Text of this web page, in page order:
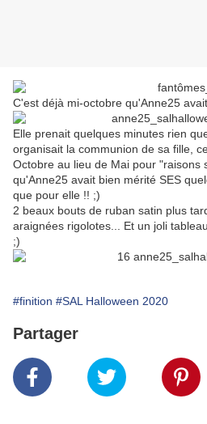
C'est déjà mi-octobre qu'Anne25
Elle prenait quelques minutes rien
organisait la communion de sa fille,
Octobre au lieu de Mai pour "raisons
qu'Anne25 avait bien mérité SES
que pour elle !! ;)
2 beaux bouts de ruban satin plus
araignées rigolotes... Et un joli
;)
#finition #SAL Halloween 2020
Partager